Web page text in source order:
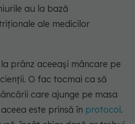
au la bază
ale medicilor
prânz aceeaşi mâncare pe
O fac tocmai ca să
care ajunge pe masa
este prinsă în protocol.